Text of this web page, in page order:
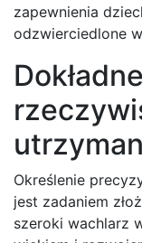
zapewnienia
odzwierciedlone
Określenie
jest zadaniem
szeroki wachlarz